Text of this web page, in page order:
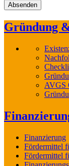
Gründung
AVGS
Finanzierung
Fördermittel
Fördermittel